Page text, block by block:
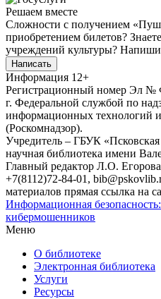
Решаем вместе
Сложности с получением
приобретением билетов?
учреждений культуры?
Написать
Информация 12+
Регистрационный номер Эл №
г. Федеральной службой по
информационных технологий
(Роскомнадзор).
Учредитель – ГБУК «Псковская
научная библиотека имени
Главный редактор Л.О.
+7(8112)72-84-01,
материалов прямая ссылка на
Информационная
кибермошенников
Меню
О библиотеке
Электронная библиотека
Услуги
Ресурсы